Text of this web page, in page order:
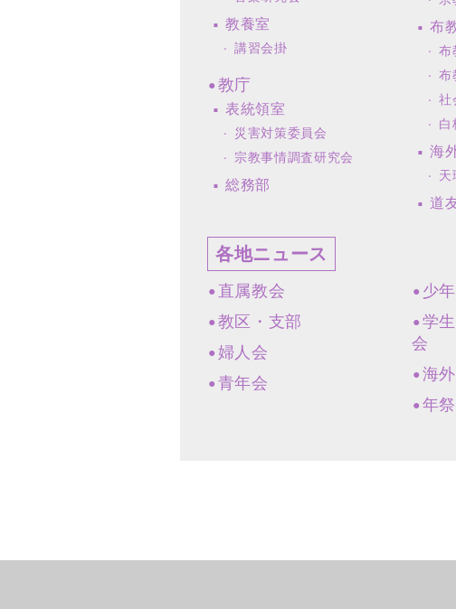
教養室
講習会掛
教庁
表統領室
災害対策委員会
宗教事情調査研究会
総務部
布
布
布
社
白
海
天
道
各地ニュース
直属教会
教区・支部
婦人会
青年会
少
学
会
海外
年